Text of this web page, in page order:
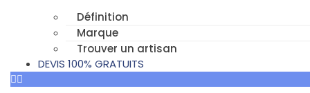
Définition
Marque
Trouver un artisan
DEVIS 100% GRATUITS